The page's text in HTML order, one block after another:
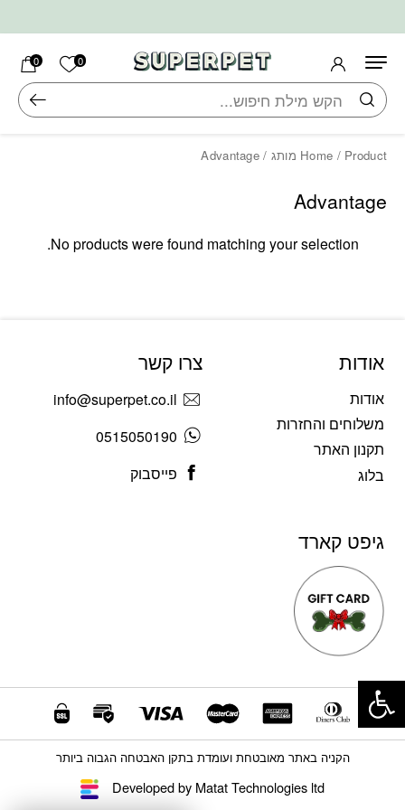
0 הרשימה
0
חיפוש
Home / Product מותג / Advantage
Advantage
No products were found matching your selection.
אודות
אודות
משלוחים והחזרות
תקנון האתר
בלוג
צרו קשר
info@superpet.co.il
0515050190
פייסבוק
גיפט קארד
Developed by Matat Technologies ltd
הקניה באתר מאובטחת ועומדת בתקן האבטחה הגבוה ביותר
פתח סרגל נגישות